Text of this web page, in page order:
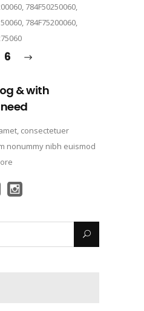
784F50250060,
784F75200060,
6
& with
consectetuer
nonummy nibh euismod